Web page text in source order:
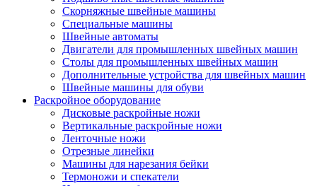
Скорняжные швейные машины
Специальные машины
Швейные автоматы
Двигатели для промышленных швейных машин
Столы для промышленных швейных машин
Дополнительные устройства для швейных машин
Швейные машины для обуви
Раскройное оборудование
Дисковые раскройные ножи
Вертикальные раскройные ножи
Ленточные ножи
Отрезные линейки
Машины для нарезания бейки
Термоножи и спекатели